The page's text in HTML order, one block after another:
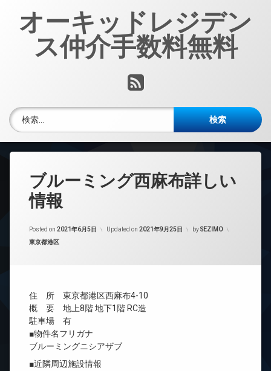
オーキッドレジデン
ス仲介手数料無料
RSS
検索:
ブルーミング西麻布詳しい
情報
Posted on 2021年6月5日 Updated on 2021年9月25日 bySEZIMO
カテゴリー:
東京都港区
住 所 東京都港区西麻布4-10
概 要 地上8階 地下1階 RC造
駐車場 有
■物件名フリガナ
ブルーミングニシアザブ
■近隣周辺施設情報